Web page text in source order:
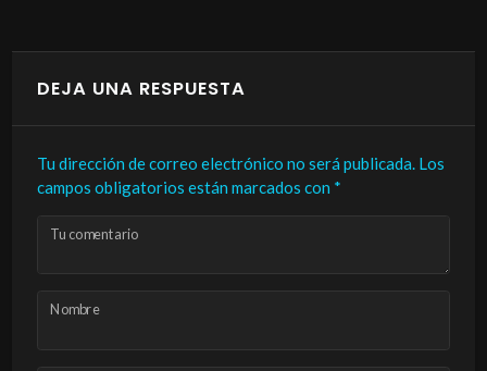
DEJA UNA RESPUESTA
Tu dirección de correo electrónico no será publicada. Los
campos obligatorios están marcados con *
Tu comentario
Nombre